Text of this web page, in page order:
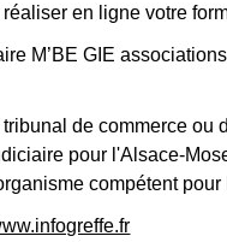
en ligne votre
M’BE GIE
de commerce ou
pour l'Alsace-
compétent pour